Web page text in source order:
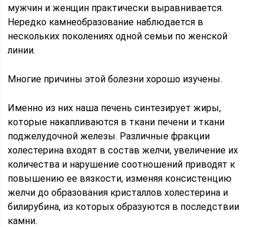
мужчин и женщин практически выравнивается.
Нередко камнеобразование наблюдается в
нескольких поколениях одной семьи по женской
линии.
Многие причины этой болезни хорошо изучены.
Именно из них наша печень синтезирует жиры,
которые накапливаются в ткани печени и ткани
поджелудочной железы. Различные фракции
холестерина входят в состав желчи, увеличение их
количества и нарушение соотношений приводят к
повышению ее вязкости, изменяя консистенцию
желчи до образования кристаллов холестерина и
билирубина, из которых образуются в последствии
камни.